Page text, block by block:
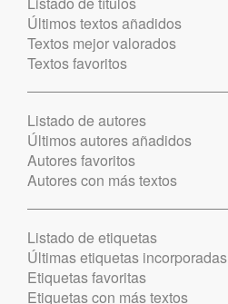
Últimos textos añadidos
Textos mejor valorados
Textos favoritos
Listado de autores
Últimos autores añadidos
Autores favoritos
Autores con más textos
Listado de etiquetas
Últimas etiquetas incorporadas
Etiquetas favoritas
Etiquetas con más textos